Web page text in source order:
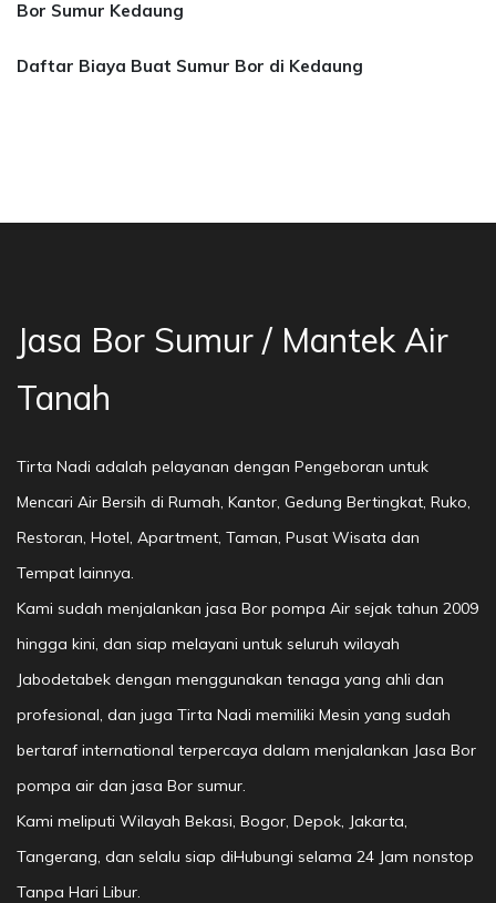
Bor Sumur Kedaung
Daftar Biaya Buat Sumur Bor di Kedaung
Jasa Bor Sumur / Mantek Air
Tanah
Tirta Nadi adalah pelayanan dengan Pengeboran untuk
Mencari Air Bersih di Rumah, Kantor, Gedung Bertingkat, Ruko,
Restoran, Hotel, Apartment, Taman, Pusat Wisata dan
Tempat lainnya.
Kami sudah menjalankan jasa Bor pompa Air sejak tahun 2009
hingga kini, dan siap melayani untuk seluruh wilayah
Jabodetabek dengan menggunakan tenaga yang ahli dan
profesional, dan juga Tirta Nadi memiliki Mesin yang sudah
bertaraf international terpercaya dalam menjalankan Jasa Bor
pompa air dan jasa Bor sumur.
Kami meliputi Wilayah Bekasi, Bogor, Depok, Jakarta,
Tangerang, dan selalu siap diHubungi selama 24 Jam nonstop
Tanpa Hari Libur.